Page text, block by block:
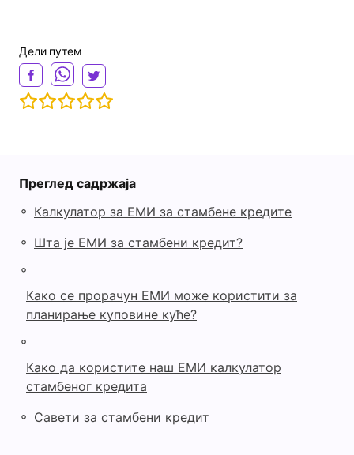
Дели путем
Преглед садржаја
◦ Калкулатор за ЕМИ за стамбене кредите
◦ Шта је ЕМИ за стамбени кредит?
◦
Како се прорачун ЕМИ може користити за
планирање куповине куће?
◦
Како да користите наш ЕМИ калкулатор
стамбеног кредита
◦ Савети за стамбени кредит